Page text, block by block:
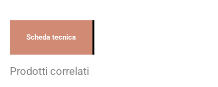
Scheda tecnica
Prodotti correlati